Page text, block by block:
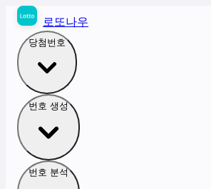
로또나우
당첨번호
번호 생성
번호 분석